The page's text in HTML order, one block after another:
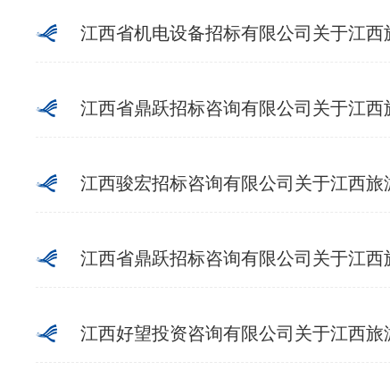
江西省机电设备招标有限公司关于江
江西省鼎跃招标咨询有限公司关于江西旅
江西骏宏招标咨询有限公司关于江西
江西省鼎跃招标咨询有限公司关于江西旅游商
江西好望投资咨询有限公司关于江西